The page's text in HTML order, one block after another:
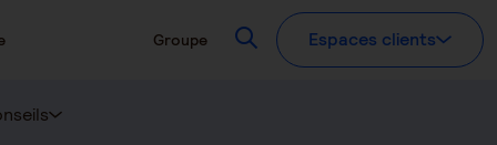
Groupe RecherchezEspaces clients